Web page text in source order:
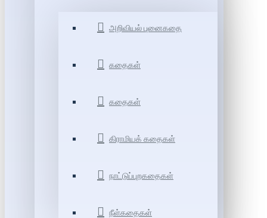
அறிவியல் புனைகதை
கதைகள்
கதைகள்
கிராமியக் கதைகள்
நாட்டுப்புறகதைகள்
நீள்கதைகள்